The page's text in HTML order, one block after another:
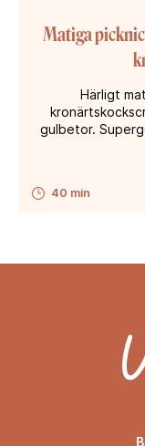
40 min
Matiga
Härligt
gulbetor.